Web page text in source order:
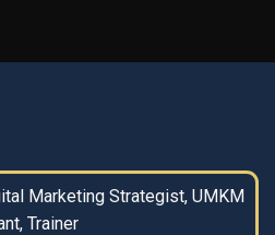
Marketing Strategist, UMKM
Trainer